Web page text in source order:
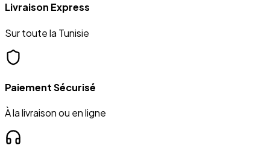
Livraison Express
Sur toute la Tunisie
Paiement Sécurisé
À la livraison ou en ligne